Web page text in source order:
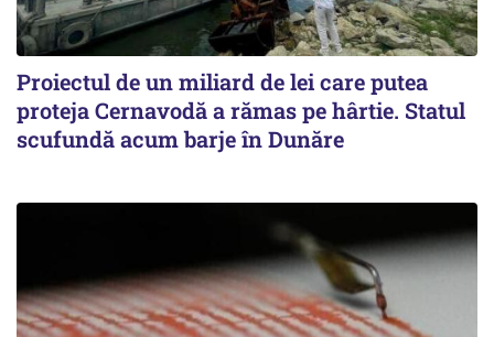
Proiectul de un miliard de lei care putea
proteja Cernavodă a rămas pe hârtie. Statul
scufundă acum barje în Dunăre